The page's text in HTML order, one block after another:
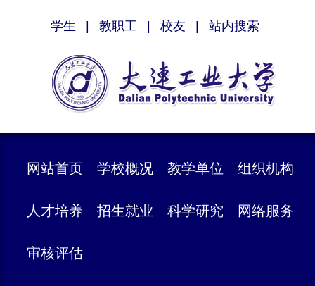
学生 教职工 校友 站内搜索
网站首页 学校概况 教学单位 组织机构
人才培养 招生就业 科学研究 网络服务
审核评估